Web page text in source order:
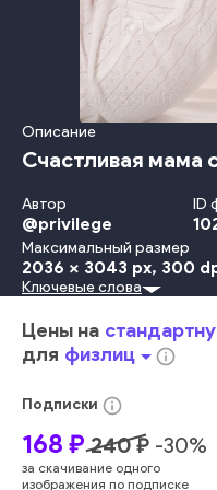
Описание
Счастливая мама
Автор
@privilege
ID
Максимальный размер
2036 x 3043 px, 300
Белый Фон Студия
Забота
Счастье
Взрослый
Улыбаться
Отдыхать
Девочки
Родитель
Дружба Пальма Близость
Любящий Взаимосвязь
Ключевые слова
Цены на
для физлицarrow_drop_downinfo_outline
Подписки info_outline
168 ₽ 240₽ -30%
за скачивание одного
изображения по подписке